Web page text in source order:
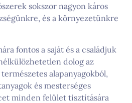
sokszor nagyon káros
és a környezetünkre
fontos a saját és a családjuk
dolog az
alapanyagokból,
és mesterséges
minden felület tisztítására